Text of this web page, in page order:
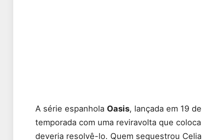
A série espanhola Oasis, lançada em 19
temporada com uma reviravolta que
deveria resolvê-lo. Quem sequestrou